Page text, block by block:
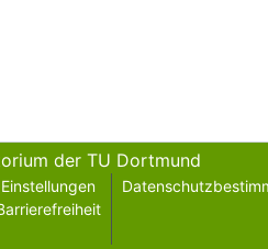
der TU Dortmund
Einstellungen